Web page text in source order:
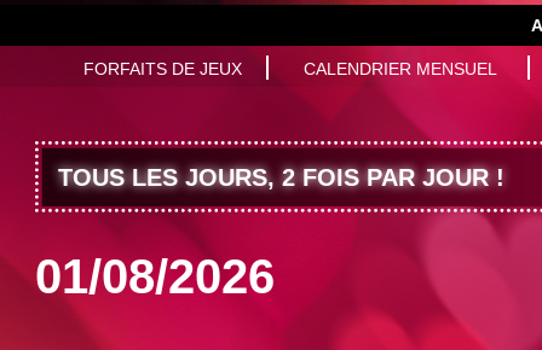
FORFAITS DE JEUX CALENDRIER MENSUEL
TOUS LES JOURS, 2 FOIS PAR JOUR !
01/08/2026